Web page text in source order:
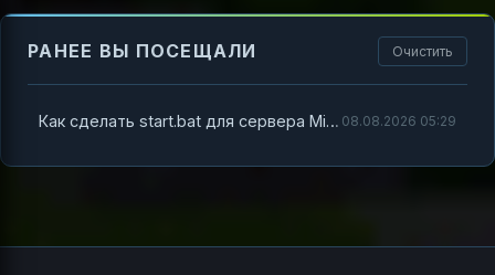
РАНЕЕ ВЫ ПОСЕЩАЛИ Очистить
Как сделать start.bat для сервера Minecraft: полный гид с флагами и примерами 08.08.2026 05:29